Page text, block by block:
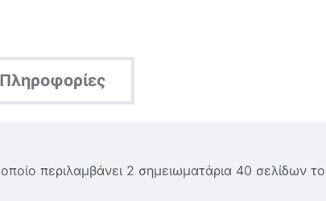
περιλαμβάνει 2 σημειωματάρια 40 σελίδων